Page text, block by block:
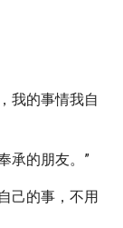
我的事情我自
承的朋友。”
己的事，不用